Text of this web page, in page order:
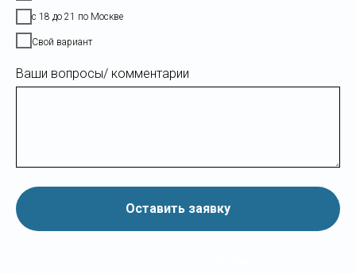
с 18 до 21 по Москве
Свой вариант
Ваши вопросы/ комментарии
Оставить заявку